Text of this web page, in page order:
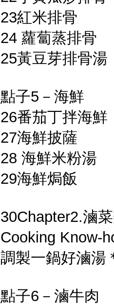
23紅米排骨
24 蘿蔔蒸排骨
25黃豆芽排骨湯
點子5－海鮮
26番茄丁拌海鮮
27海鮮披薩
28 海鮮米粉湯
29海鮮焗飯
30Chapter2.滷
Cooking Know-
調製一鍋好滷湯
點子6－滷牛肉